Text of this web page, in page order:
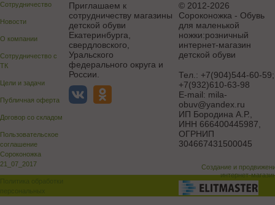
Сотрудничество
Новости
О компании
Сотрудничество с
ТК
Цели и задачи
Публичная оферта
Договор со складом
Пользовательское
соглашение
Сороконожка
21_07_2017
Приглашаем к
сотрудничеству магазины
детской обуви
Екатеринбурга,
свердловского,
Уральского
федерального округа и
России.
© 2012-2026
Сороконожка - Обувь
для маленькой
ножки:розничный
интернет-магазин
детской обуви
Тел.: +7(904)544-60-59;
+7(932)610-63-98
E-mail: mila-
obuv@yandex.ru
ИП Бородина А.Р.
ИНН 666400445987,
ОГРНИП
304667431500045
Создание и
интернет-